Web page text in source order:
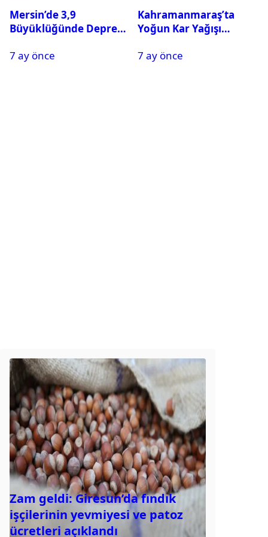
Mersin’de 3,9
Büyüklüğünde Deprem
7 ay önce
Kahramanmaraş’ta
Yoğun Kar Yağışı
Tatil
7 ay önce
Zam geldi: Giresun’da fındık
işçilerinin yevmiyesi ve patoz
ücretleri açıklandı